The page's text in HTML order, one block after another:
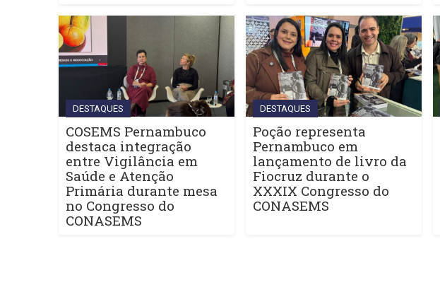
DESTAQUES
COSEMS Pernambuco
destaca integração
entre Vigilância em
Saúde e Atenção
Primária durante mesa
no Congresso do
CONASEMS
DESTAQUES
Poção representa
Pernambuco em
lançamento de livro da
Fiocruz durante o
XXXIX Congresso do
CONASEMS